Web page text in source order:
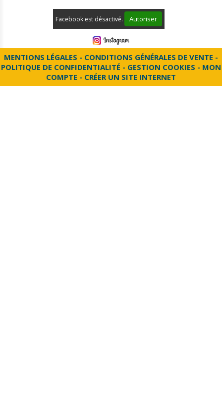
Facebook est désactivé. Autoriser
MENTIONS LÉGALES
CONDITIONS GÉNÉRALES DE VENTE
POLITIQUE DE CONFIDENTIALITÉ
GESTION COOKIES
MON
COMPTE
CRÉER UN SITE INTERNET